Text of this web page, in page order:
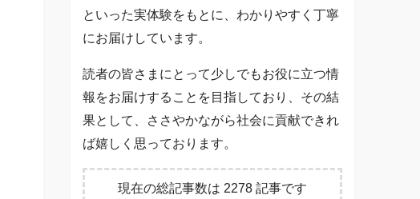
といった実体験をもとに、わかりやすく丁寧
にお届けしています。
読者の皆さまにとって少しでもお役に立つ情
報をお届けすることを目指しており、その結
果として、ささやかながら社会に貢献できれ
ば嬉しく思っております。
現在の総記事数は 2278 記事です